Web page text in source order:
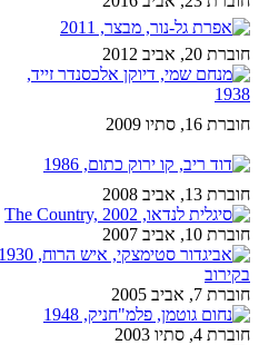
חוברת 20, אביב 2012
חוברת 16, סתיו 2009
חוברת 13, אביב 2008
חוברת 10, אביב 2007
חוברת 7, אביב 2005
חוברת 4, סתיו 2003